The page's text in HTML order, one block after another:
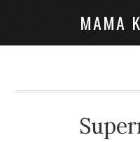
MAMA